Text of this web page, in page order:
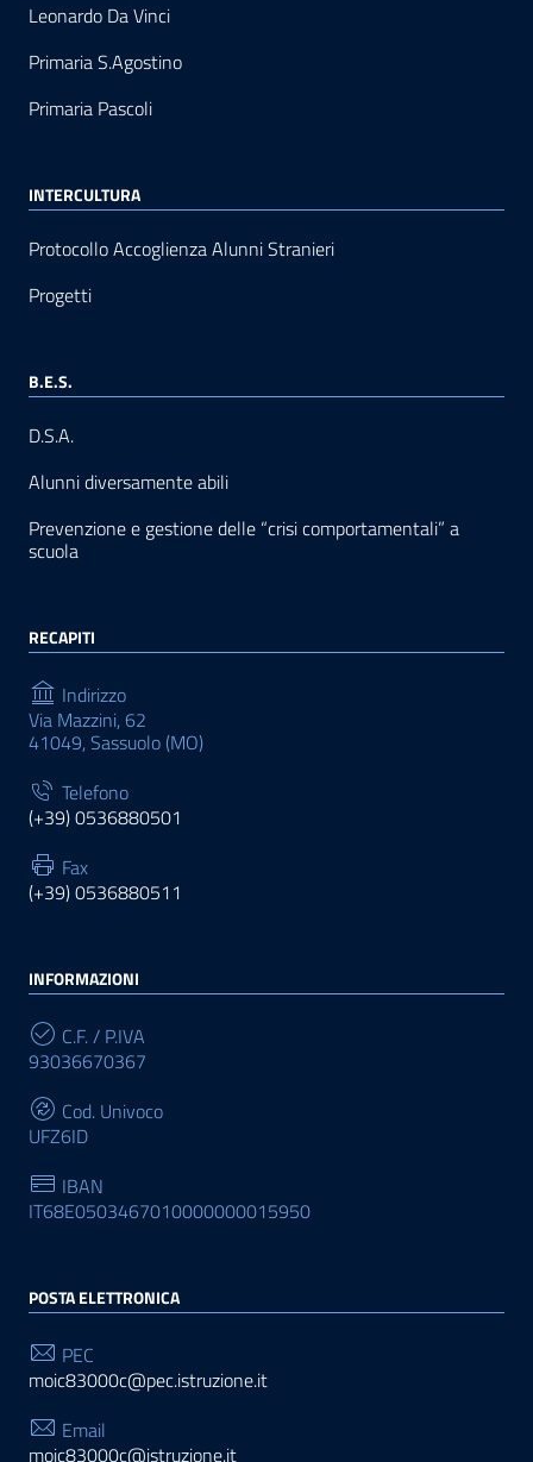
Leonardo Da Vinci
Primaria S.Agostino
Primaria Pascoli
INTERCULTURA
Protocollo Accoglienza Alunni Stranieri
Progetti
B.E.S.
D.S.A.
Alunni diversamente abili
Prevenzione e gestione delle “crisi comportamentali” a
scuola
RECAPITI
Indirizzo
Via Mazzini, 62
41049, Sassuolo (MO)
Telefono
(+39) 0536880501
Fax
(+39) 0536880511
INFORMAZIONI
C.F. / P.IVA
93036670367
Cod. Univoco
UFZ6ID
IBAN
IT68E0503467010000000015950
POSTA ELETTRONICA
PEC
moic83000c@pec.istruzione.it
Email
moic83000c@istruzione.it